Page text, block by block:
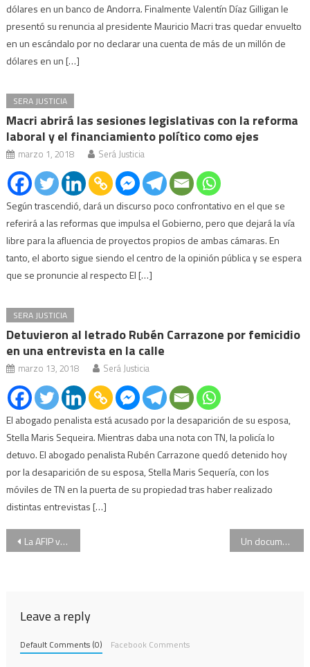
dólares en un banco de Andorra. Finalmente Valentín Díaz Gilligan le
presentó su renuncia al presidente Mauricio Macri tras quedar envuelto
en un escándalo por no declarar una cuenta de más de un millón de
dólares en un […]
SERA JUSTICIA
Macri abrirá las sesiones legislativas con la reforma
laboral y el financiamiento político como ejes
marzo 1, 2018 Será Justicia
Según trascendió, dará un discurso poco confrontativo en el que se
referirá a las reformas que impulsa el Gobierno, pero que dejará la vía
libre para la afluencia de proyectos propios de ambas cámaras. En
tanto, el aborto sigue siendo el centro de la opinión pública y se espera
que se pronuncie al respecto El […]
SERA JUSTICIA
Detuvieron al letrado Rubén Carrazone por femicidio
en una entrevista en la calle
marzo 13, 2018 Será Justicia
El abogado penalista está acusado por la desaparición de su esposa,
Stella Maris Sequeira. Mientras daba una nota con TN, la policía lo
detuvo. El abogado penalista Rubén Carrazone quedó detenido hoy
por la desaparición de su esposa, Stella Maris Sequería, con los
móviles de TN en la puerta de su propiedad tras haber realizado
distintas entrevistas […]
Navegación
La AFIP va a apelar el fallo que liberó a Cristóbal López Un documento de la Armada reveló que el ARA San Juan habría pasado cerca de las Malvinas
Leave a reply
Default Comments (0) Facebook Comments